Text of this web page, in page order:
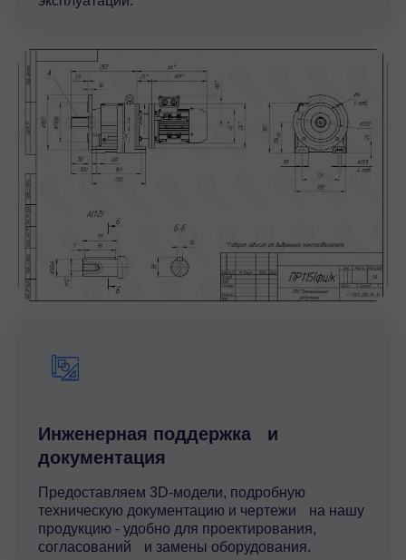
Инженерная поддержка и
документация
Предоставляем 3D-модели, подробную
техническую документацию и чертежи на нашу
продукцию - удобно для проектирования,
согласований и замены оборудования.